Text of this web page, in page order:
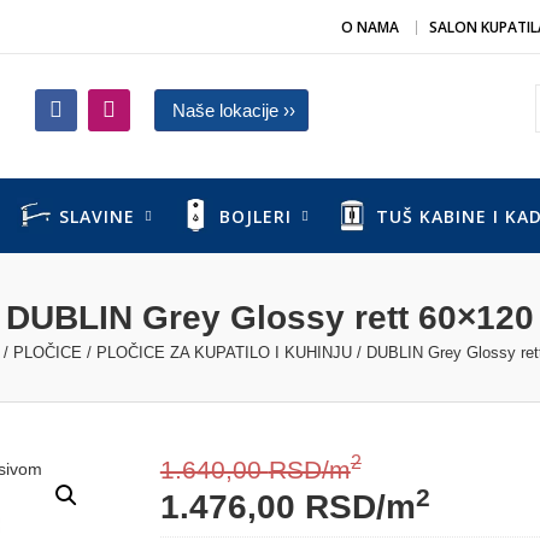
O NAMA SALON
Naše lokacije ››
SLAVINE BOJLERI TUŠ KABINE I
DUBLIN Grey Glossy rett 60×120
PLOČICE / PLOČICE ZA KUPATILO I KUHINJU/ DUBLIN Grey Glossy
1.640,00RSD/m2
1.476,00 RSD/m2